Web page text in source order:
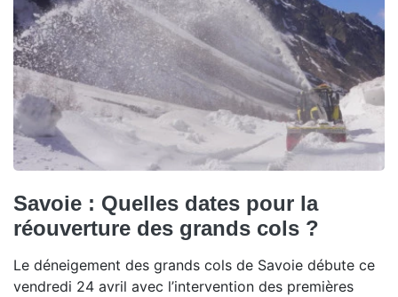
Savoie : Quelles dates pour la
réouverture des grands cols ?
Le déneigement des grands cols de Savoie débute ce
vendredi 24 avril avec l’intervention des premières